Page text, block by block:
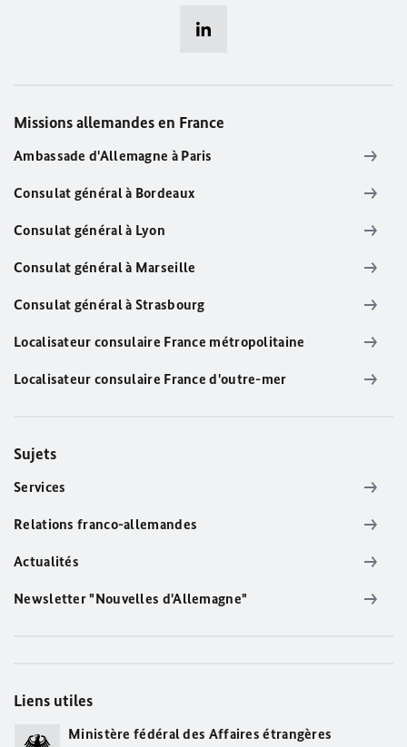
Missions allemandes en France
Ambassade d'Allemagne à Paris
Consulat général à Bordeaux
Consulat général à Lyon
Consulat général à Marseille
Consulat général à Strasbourg
Localisateur consulaire France métropolitaine
Localisateur consulaire France d'outre-mer
Sujets
Services
Relations franco-allemandes
Actualités
Newsletter "Nouvelles d'Allemagne"
Liens utiles
Ministère fédéral des Affaires étrangères